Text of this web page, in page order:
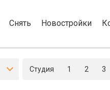
Снять Новостройки
Студия 1 2 3